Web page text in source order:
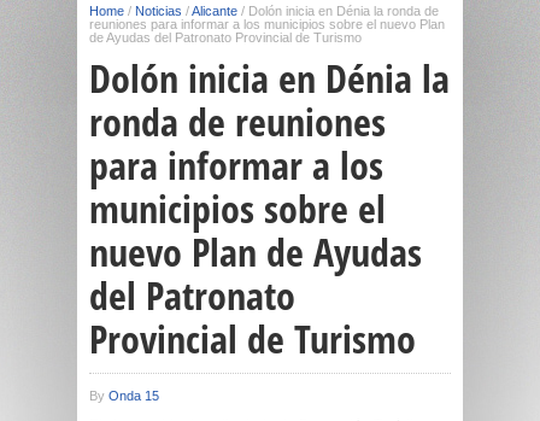
Home / Noticias /Alicante / Dolón inicia en Dénia la ronda de
reuniones para informar a los municipios sobre el nuevo Plan
de Ayudas del Patronato Provincial de Turismo
Dolón inicia en Dénia la
ronda de reuniones
para informar a los
municipios sobre el
nuevo Plan de Ayudas
del Patronato
Provincial de Turismo
By Onda 15